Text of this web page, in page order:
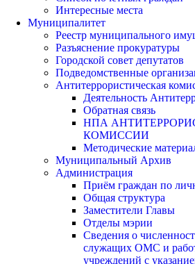
Интересные места
Муниципалитет
Реестр муниципального
Разъяснение прокуратуры
Городской совет депутатов
Подведомственные
Антитеррористическая
Деятельность
Обратная связь
НПА
КОМИССИИ
Методические
Муниципальный Архив
Администрация
Приём граждан по
Общая структура
Заместители Главы
Отделы мэрии
Сведения о
служащих ОМС и
учреждений с